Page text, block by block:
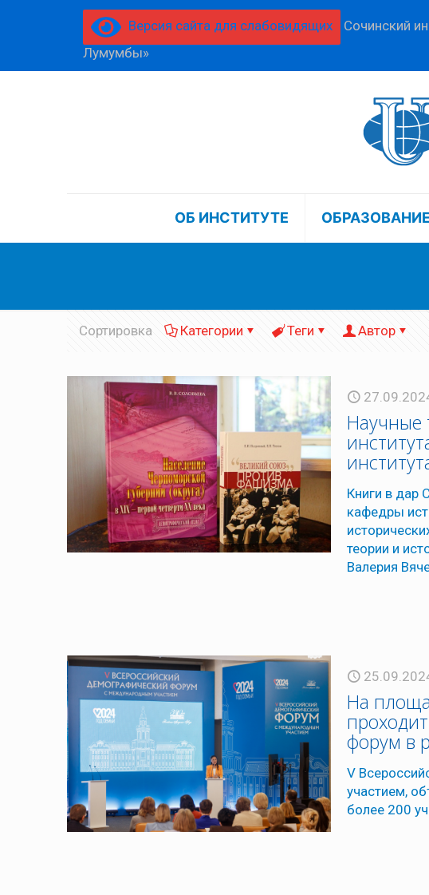
Версия сайта для слабовидящих
Сочинский
Лумумбы»
ОБ ИНСТИТУТЕ ОБРАЗОВАНИЕ
Сортировка Категории Теги Автор
Научные
Книги в дар
кафедры
теории и
Валерия
На
форум в
V
участием,
более 200